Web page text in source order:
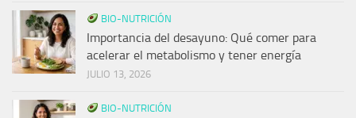
BIO-NUTRICIÓN
Importancia del desayuno: Qué comer para
acelerar el metabolismo y tener energía
JULIO 13, 2026
BIO-NUTRICIÓN